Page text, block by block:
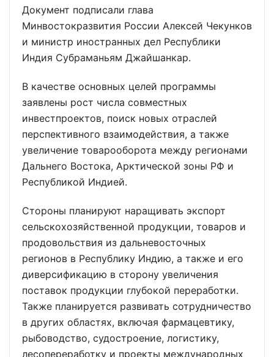
Документ подписали глава
Минвостокразвития России Алексей Чекунков
и министр иностранных дел Республики
Индия Субраманьям Джайшанкар.
В качестве основных целей программы
заявлены рост числа совместных
инвестпроектов, поиск новых отраслей
перспективного взаимодействия, а также
увеличение товарооборота между регионами
Дальнего Востока, Арктической зоны РФ и
Республикой Индией.
Стороны планируют наращивать экспорт
сельскохозяйственной продукции, товаров и
продовольствия из дальневосточных
регионов в Республику Индию, а также и его
диверсификацию в сторону увеличения
поставок продукции глубокой переработки.
Также планируется развивать сотрудничество
в других областях, включая фармацевтику,
рыбоводство, судостроение, логистику,
лесопереработку и проекты международных